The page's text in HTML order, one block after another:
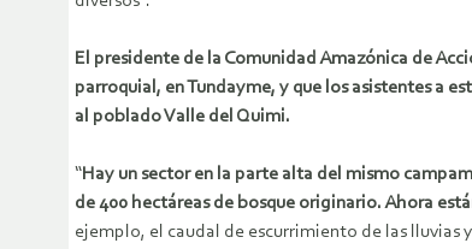
El presidente de la Comunidad Amazónica de
parroquial, en Tundayme, y que los asistentes a
al poblado Valle del Quimi.
“Hay un sector en la parte alta del mismo
de 400 hectáreas de bosque originario. Ahora
ejemplo, el caudal de escurrimiento de las lluvias